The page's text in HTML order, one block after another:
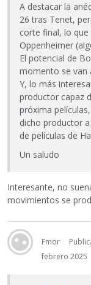
A destacar la
26 tras Tenet,
corte final, lo
Oppenheimer
El potencial de
momento se van
Y, lo más
productor capaz
próxima
dicho productor
de películas de
Un saludo
Interesante, no
movimientos se
Fmor
febrero 2025